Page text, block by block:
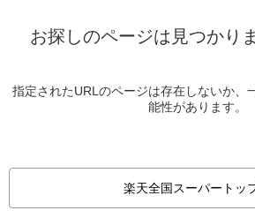
お探しのページは見つかり
指定されたURLのページは存在しないか、
能性があります。
楽天全国スーパートッ